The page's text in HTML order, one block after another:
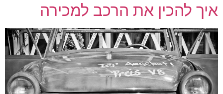
איך להכין את הרכב למכירה